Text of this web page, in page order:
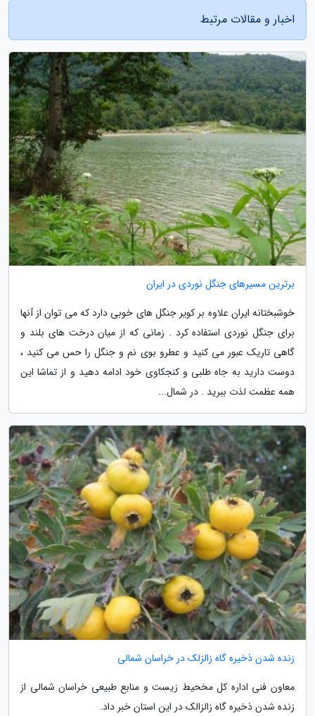
اخبار و مقالات مرتبط
برترین مسیرهای جنگل نوردی در ایران
خوشبختانه ایران علاوه بر کویر جنگل های خوبی دارد که می توان از آنها
برای جنگل نوردی استفاده کرد . زمانی که از میان درخت های بلند و
گاهی تاریک عبور می کنید و عطرو بوی نم و جنگل را حس می کنید ،
دوست دارید به جاه طلبی و کنجکاوی خود ادامه دهید و از تماشا این
همه عظمت لذت ببرید . در شمال...
زنده شدن ذخیره گاه زالزلک در خراسان شمالی
معاون فنی اداره کل مخحیط زیست و منابع طبیعی خراسان شمالی از
زنده شدن ذخیره گاه زالزالک در این استان خبر داد.